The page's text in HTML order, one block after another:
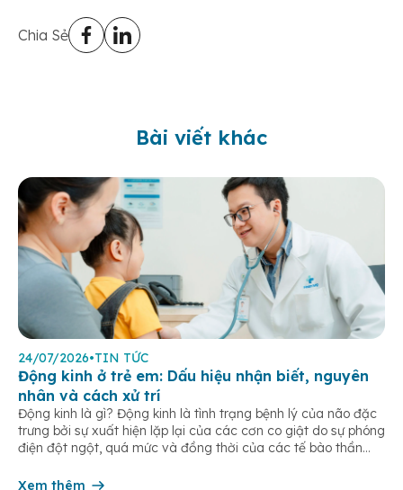
Chia Sẻ
Bài viết khác
24/07/2026•TIN TỨC
Động kinh ở trẻ em: Dấu hiệu nhận biết, nguyên
nhân và cách xử trí
Động kinh là gì? Động kinh là tình trạng bệnh lý của não đặc
trưng bởi sự xuất hiện lặp lại của các cơn co giật do sự phóng
điện đột ngột, quá mức và đồng thời của các tế bào thần
Xem thêm